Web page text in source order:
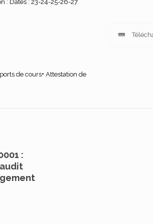
: Dates : 23-24-25-26-27
de cours+ Attestation de
:
Km 3,5.
Reserved.